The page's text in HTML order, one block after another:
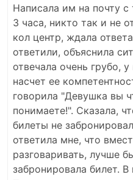
Написала им на почту
3 часа, никто так и не
кол центр, ждала
ответили, объяснила
отвечала очень грубо,
насчет ее
говорила "Девушка вы
понимаете!". Сказала,
билеты не
ответила мне, что
разговаривать, лучше
забронировала билет. В